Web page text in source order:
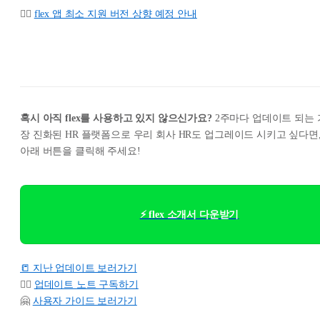
👉🏻 flex 앱 최소 지원 버전 상향 예정 안내
혹시 아직 flex를 사용하고 있지 않으신가요? 2주마다 업데이트 되는
장 진화된 HR 플랫폼으로 우리 회사 HR도 업그레이드 시키고 싶다
아래 버튼을 클릭해 주세요!
⚡ flex 소개서 다운받기
📒 지난 업데이트 보러가기
👉🏻 업데이트 노트 구독하기
🤗 사용자 가이드 보러가기